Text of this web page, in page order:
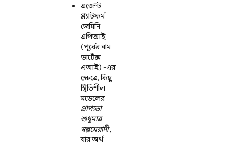
এজেন্ট
প্ল্যাটফর্ম
জেমিনি
এপিআই
(পূর্বের নাম
ভার্টেক্স
এআই) -এর
ক্ষেত্রে, কিছু
স্থিতিশীল
মডেলের
প্রাপ্যতা
শুধুমাত্র
স্বল্পমেয়াদী,
যার অর্থ